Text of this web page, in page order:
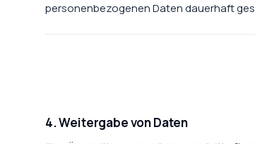
personenbezogenen Daten dauerhaft
4. Weitergabe von Daten